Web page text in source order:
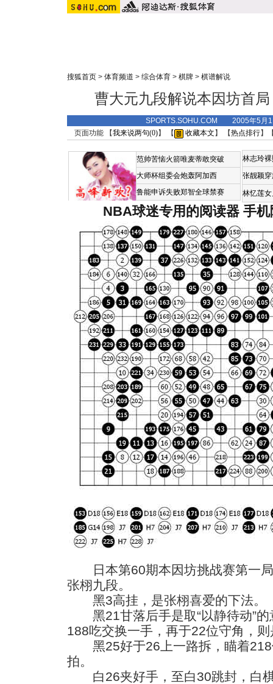
搜狐首页 > 体育频道 > 综合体育 > 棋牌 > 棋谱解说
曹大元九段解说本因坊首
SPORTS.SOHU.COM 2005年5月
页面功能 【我来说两句(0)】 【 收藏本文 】 【热点排行】
范帅苦恼火箭唯麦蒂敢突破
大师杯组委会炮轰阿加西
鲁能申诉失败郑智全球禁赛
林志玲
张靓颖
林忆莲
NBA球迷专用的阅读器 手
日本第60期本因坊挑战赛第一局
张栩九段。
黑3高挂，是张栩喜爱的下法。
黑21甘落后手是取“以静待动”的
188吃交换一手，再于22位守角，
黑25好于26上一路拆，瞄着218
拍。
白26夹好手，至白30跳封，白